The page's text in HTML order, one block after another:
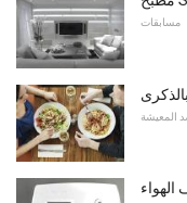
مسابقات
المعيشة